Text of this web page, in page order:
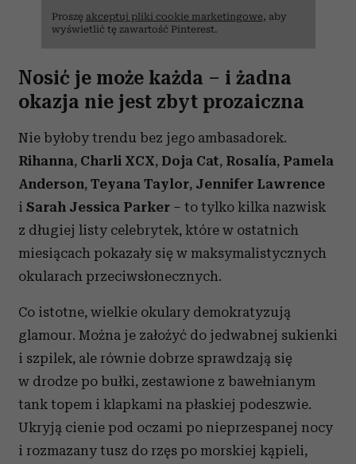
Proszę akceptuj pliki cookie marketingowe, aby
wyświetlić tę zawartość Pinterest.
Nosić je może każda – i żadna
okazja nie jest zbyt prozaiczna
Nie byłoby trendu bez jego ambasadorek.
Rihanna, Charli XCX, Doja Cat, Rosalía, Pamela
Anderson, Teyana Taylor, Jennifer Lawrence
i Sarah Jessica Parker – to tylko kilka nazwisk
z długiej listy celebrytek, które w ostatnich
miesiącach pokazały się w maksymalistycznych
okularach przeciwsłonecznych.
Co istotne, wielkie okulary demokratyzują
glamour. Można je założyć do jedwabnej sukienki
i szpilek, ale równie dobrze sprawdzają się
w drodze po bułki, zestawione z bawełnianym
tank topem i klapkami na płaskiej podeszwie.
Ukryją cienie pod oczami po nieprzespanej nocy
i rozmazany tusz do rzęs po morskiej kąpieli,